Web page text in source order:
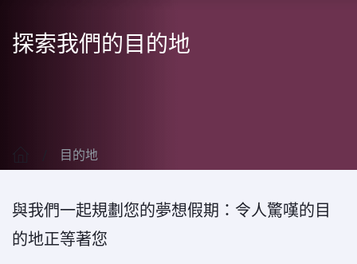
探索我們的目的地
目的地
與我們一起規劃您的夢想假期：令人驚嘆的目
的地正等著您